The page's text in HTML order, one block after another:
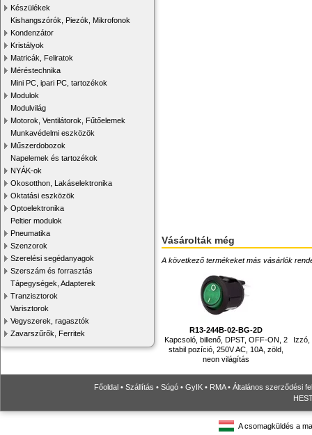
Készülékek
Kishangszórók, Piezók, Mikrofonok
Kondenzátor
Kristályok
Matricák, Feliratok
Méréstechnika
Mini PC, ipari PC, tartozékok
Modulok
Modulvilág
Motorok, Ventilátorok, Fűtőelemek
Munkavédelmi eszközök
Műszerdobozok
Napelemek és tartozékok
NYÁK-ok
Okosotthon, Lakáselektronika
Oktatási eszközök
Optoelektronika
Peltier modulok
Pneumatika
Szenzorok
Szerelési segédanyagok
Szerszám és forrasztás
Tápegységek, Adapterek
Tranzisztorok
Varisztorok
Vegyszerek, ragasztók
Zavarszűrők, Ferritek
Vásárolták még
A következő termékeket más vásárlók
R13-244B-02-BG-2D
Kapcsoló, billenő, DPST, OFF-ON, 2
stabil pozíció, 250V AC, 10A, zöld,
neon világítás
Főoldal • Szállítás • Súgó • GyIK • RMA• Általános szerződési
A csomagküldés a